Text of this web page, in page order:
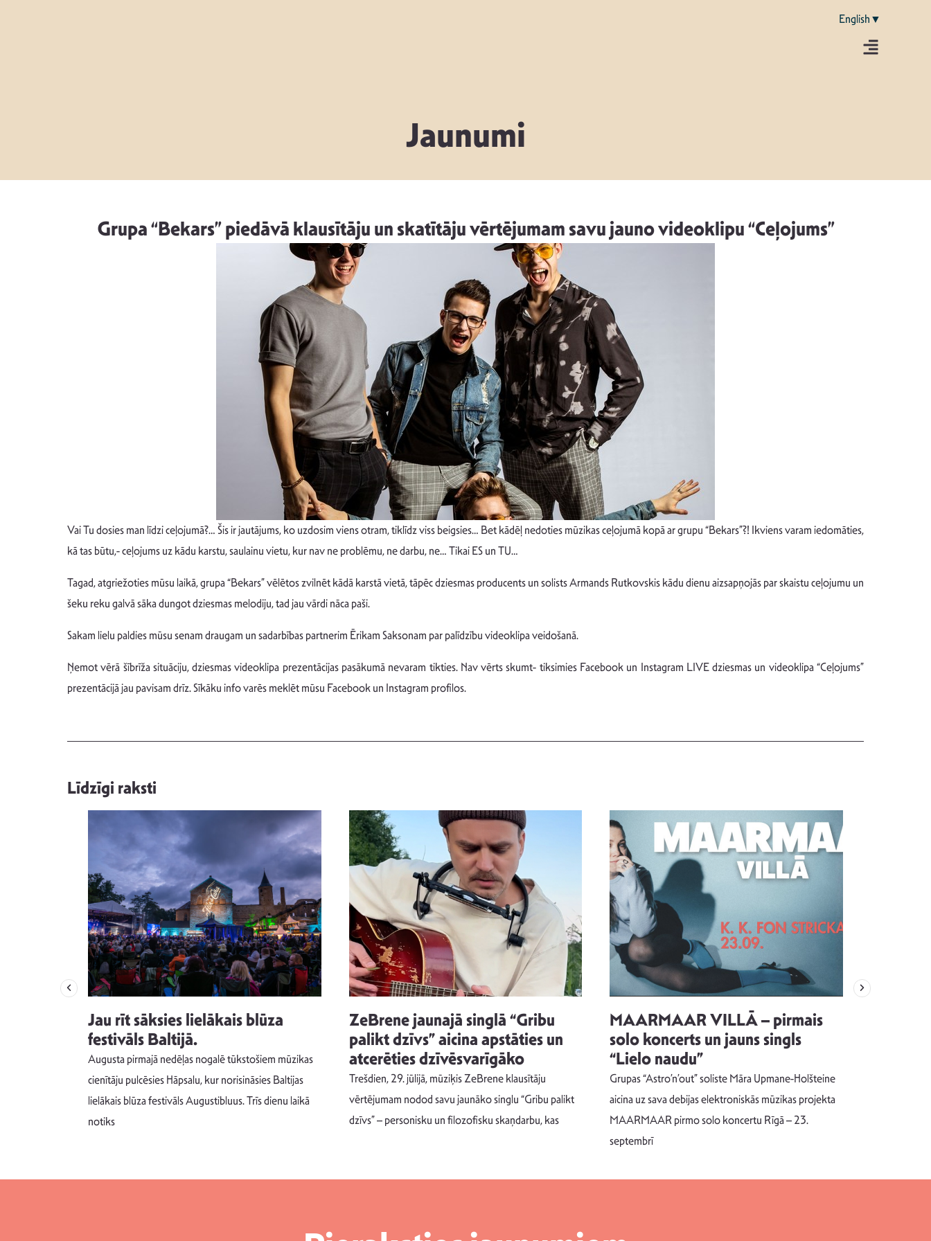
English▼
Jaunumi
Grupa “Bekars” piedāvā klausītāju un skatītāju vērtējumam savu jauno videoklipu “Ceļojums”
Vai Tu dosies man līdzi ceļojumā?… Šis ir jautājums, ko uzdosim viens otram, tiklīdz viss beigsies… Bet kādēļ nedoties mūzikas ceļojumā kopā ar grupu “Bekars”?! Ikviens varam iedomāties,
kā tas būtu,- ceļojums uz kādu karstu, saulainu vietu, kur nav ne problēmu, ne darbu, ne… Tikai ES un TU…
Tagad, atgriežoties mūsu laikā, grupa “Bekars” vēlētos zvilnēt kādā karstā vietā, tāpēc dziesmas producents un solists Armands Rutkovskis kādu dienu aizsapņojās par skaistu ceļojumu un
šeku reku galvā sāka dungot dziesmas melodiju, tad jau vārdi nāca paši.
Sakam lielu paldies mūsu senam draugam un sadarbības partnerim Ērikam Saksonam par palīdzību videoklipa veidošanā.
Ņemot vērā šībrīža situāciju, dziesmas videoklipa prezentācijas pasākumā nevaram tikties. Nav vērts skumt- tiksimies Facebook un Instagram LIVE dziesmas un videoklipa “Ceļojums”
prezentācijā jau pavisam drīz. Sīkāku info varēs meklēt mūsu Facebook un Instagram profilos.
Līdzīgi raksti
Jau rīt sāksies lielākais blūza
festivāls Baltijā.
Augusta pirmajā nedēļas nogalē tūkstošiem mūzikas
cienītāju pulcēsies Hāpsalu, kur norisināsies Baltijas
lielākais blūza festivāls Augustibluus. Trīs dienu laikā
notiks
ZeBrene jaunajā singlā “Gribu
palikt dzīvs” aicina apstāties un
atcerēties dzīvēsvarīgāko
Trešdien, 29. jūlijā, mūziķis ZeBrene klausītāju
vērtējumam nodod savu jaunāko singlu “Gribu palikt
dzīvs” – personisku un filozofisku skaņdarbu, kas
MAARMAAR VILLĀ – pirmais
solo koncerts un jauns singls
“Lielo naudu”
Grupas “Astro’n’out” soliste Māra Upmane-Holšteine
aicina uz sava debijas elektroniskās mūzikas projekta
MAARMAAR pirmo solo koncertu Rīgā – 23.
septembrī